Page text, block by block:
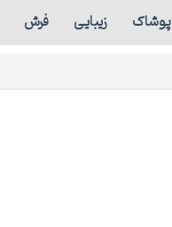
پوشاک زیبایی فرش